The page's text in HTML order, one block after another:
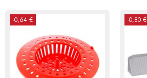
-0,64 € -0,80 €